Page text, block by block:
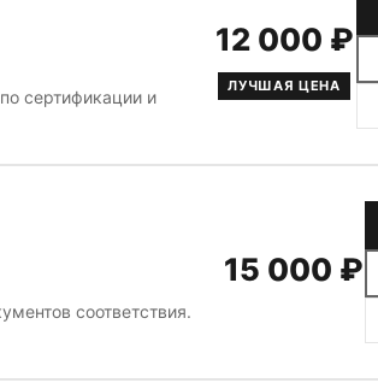
сертификации и
12 000 ₽
ЛУЧШАЯ ЦЕНА
соответствия.
15 000 ₽